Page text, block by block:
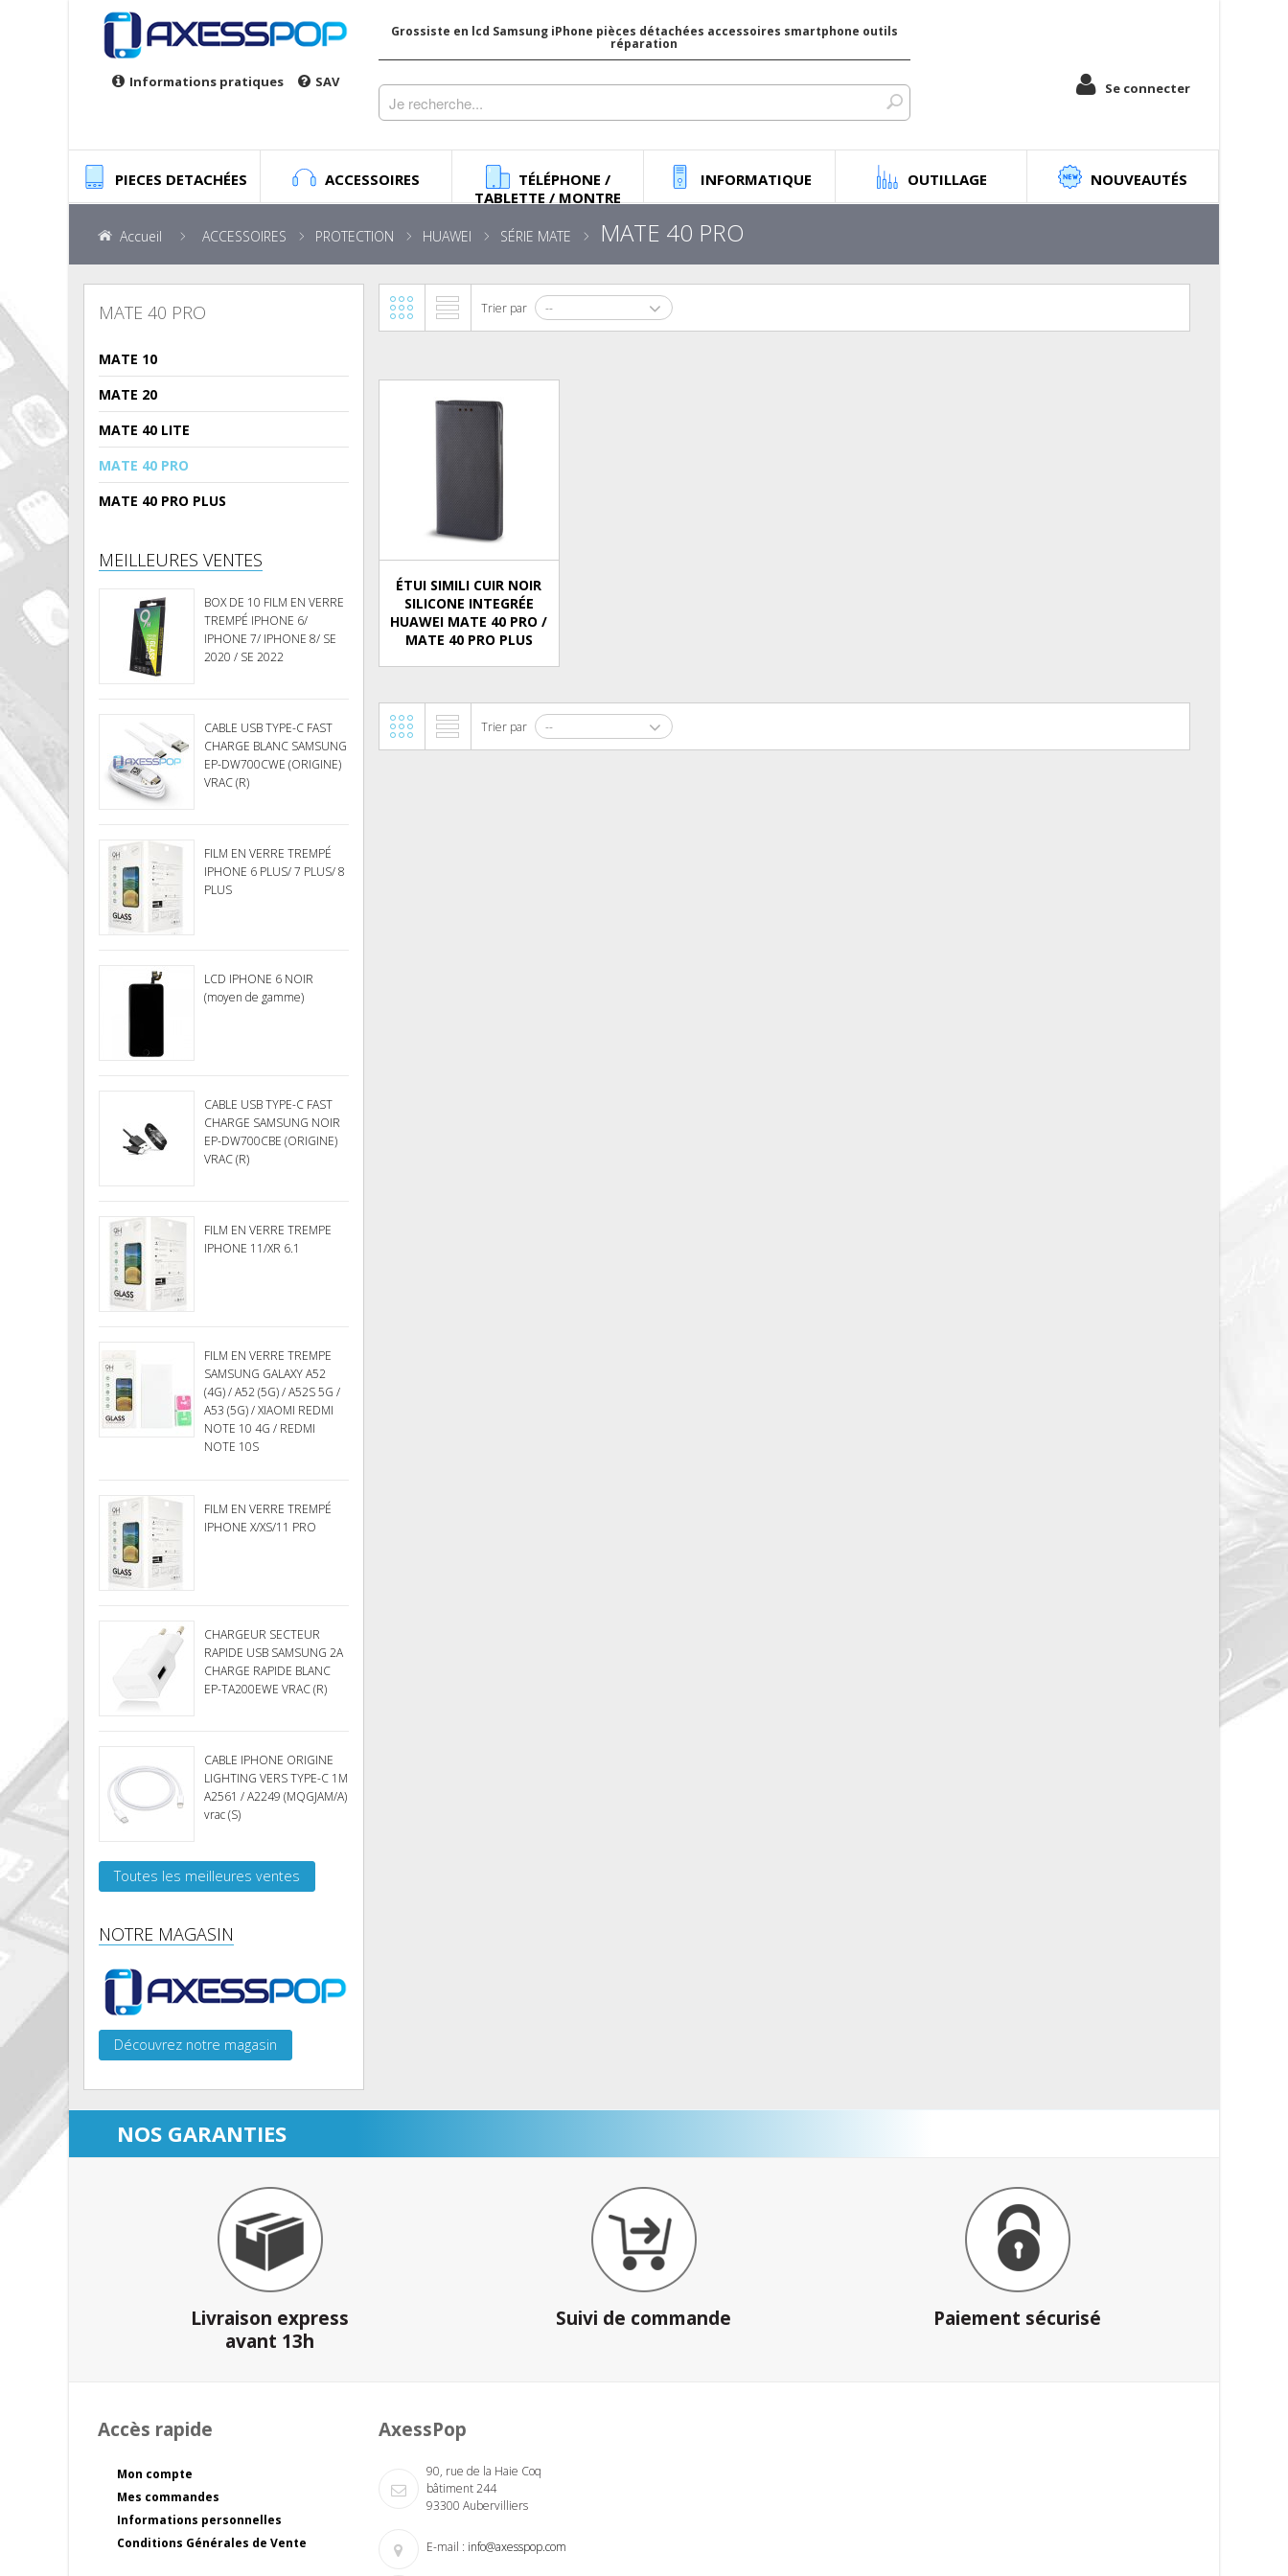
Informations pratiques SAV
Grossiste en lcd Samsung iPhone pièces détachées accessoires smartphone outils
réparation
Se connecter
PIECES DETACHÉES ACCESSOIRES
TÉLÉPHONE /
TABLETTE / MONTRE
INFORMATIQUE OUTILLAGE NOUVEAUTÉS
Accueil ACCESSOIRES PROTECTION HUAWEI SÉRIE MATE MATE 40 PRO
MATE 40 PRO
MATE 10
MATE 20
MATE 40 LITE
MATE 40 PRO
MATE 40 PRO PLUS
MEILLEURES VENTES
BOX DE 10 FILM EN VERRE
TREMPÉ IPHONE 6/
IPHONE 7/ IPHONE 8/ SE
2020 / SE 2022
CABLE USB TYPE-C FAST
CHARGE BLANC SAMSUNG
EP-DW700CWE (ORIGINE)
VRAC (R)
FILM EN VERRE TREMPÉ
IPHONE 6 PLUS/ 7 PLUS/ 8
PLUS
LCD IPHONE 6 NOIR
(moyen de gamme)
CABLE USB TYPE-C FAST
CHARGE SAMSUNG NOIR
EP-DW700CBE (ORIGINE)
VRAC (R)
FILM EN VERRE TREMPE
IPHONE 11/XR 6.1
FILM EN VERRE TREMPE
SAMSUNG GALAXY A52
(4G) / A52 (5G) / A52S 5G /
A53 (5G) / XIAOMI REDMI
NOTE 10 4G / REDMI
NOTE 10S
FILM EN VERRE TREMPÉ
IPHONE X/XS/11 PRO
CHARGEUR SECTEUR
RAPIDE USB SAMSUNG 2A
CHARGE RAPIDE BLANC
EP-TA200EWE VRAC (R)
CABLE IPHONE ORIGINE
LIGHTING VERS TYPE-C 1M
A2561 / A2249 (MQGJAM/A)
vrac (S)
Toutes les meilleures ventes
NOTRE MAGASIN
Découvrez notre magasin
Trier par --
ÉTUI SIMILI CUIR NOIR
SILICONE INTEGRÉE
HUAWEI MATE 40 PRO /
MATE 40 PRO PLUS
Trier par --
NOS GARANTIES
Livraison express
avant 13h
Suivi de commande Paiement sécurisé
Accès rapide
Mon compte
Mes commandes
Informations personnelles
Conditions Générales de Vente
AxessPop
90, rue de la Haie Coq
bâtiment 244
93300 Aubervilliers
E-mail : info@axesspop.com